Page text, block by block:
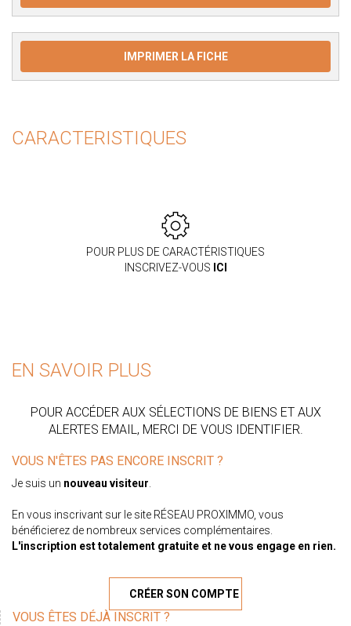
IMPRIMER LA FICHE
CARACTERISTIQUES
POUR PLUS DE CARACTÉRISTIQUES
INSCRIVEZ-VOUS ICI
EN SAVOIR PLUS
POUR ACCÉDER AUX SÉLECTIONS DE BIENS ET AUX
ALERTES EMAIL, MERCI DE VOUS IDENTIFIER.
VOUS N'ÊTES PAS ENCORE INSCRIT ?
Je suis un nouveau visiteur.
En vous inscrivant sur le site RÉSEAU PROXIMMO, vous
bénéficierez de nombreux services complémentaires.
L'inscription est totalement gratuite et ne vous engage en rien.
CRÉER SON COMPTE
VOUS ÊTES DÉJÀ INSCRIT ?